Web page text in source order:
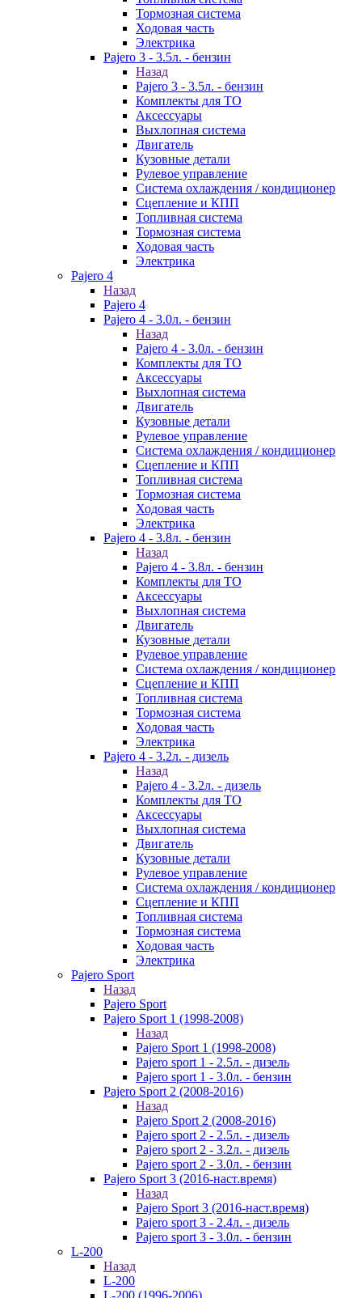
Тормозная система
Ходовая часть
Электрика
Pajero 3 - 3.5л. - бензин
Назад
Pajero 3 - 3.5л. - бензин
Комплекты для ТО
Аксессуары
Выхлопная система
Двигатель
Кузовные детали
Рулевое управление
Система охлаждения / кондиционер
Сцепление и КПП
Топливная система
Тормозная система
Ходовая часть
Электрика
Pajero 4
Назад
Pajero 4
Pajero 4 - 3.0л. - бензин
Назад
Pajero 4 - 3.0л. - бензин
Комплекты для ТО
Аксессуары
Выхлопная система
Двигатель
Кузовные детали
Рулевое управление
Система охлаждения / кондиционер
Сцепление и КПП
Топливная система
Тормозная система
Ходовая часть
Электрика
Pajero 4 - 3.8л. - бензин
Назад
Pajero 4 - 3.8л. - бензин
Комплекты для ТО
Аксессуары
Выхлопная система
Двигатель
Кузовные детали
Рулевое управление
Система охлаждения / кондиционер
Сцепление и КПП
Топливная система
Тормозная система
Ходовая часть
Электрика
Pajero 4 - 3.2л. - дизель
Назад
Pajero 4 - 3.2л. - дизель
Комплекты для ТО
Аксессуары
Выхлопная система
Двигатель
Кузовные детали
Рулевое управление
Система охлаждения / кондиционер
Сцепление и КПП
Топливная система
Тормозная система
Ходовая часть
Электрика
Pajero Sport
Назад
Pajero Sport
Pajero Sport 1 (1998-2008)
Назад
Pajero Sport 1 (1998-2008)
Pajero sport 1 - 2.5л. - дизель
Pajero sport 1 - 3.0л. - бензин
Pajero Sport 2 (2008-2016)
Назад
Pajero Sport 2 (2008-2016)
Pajero sport 2 - 2.5л. - дизель
Pajero sport 2 - 3.2л. - дизель
Pajero sport 2 - 3.0л. - бензин
Pajero Sport 3 (2016-наст.время)
Назад
Pajero Sport 3 (2016-наст.время)
Pajero sport 3 - 2.4л. - дизель
Pajero sport 3 - 3.0л. - бензин
L-200
Назад
L-200
L-200 (1996-2006)